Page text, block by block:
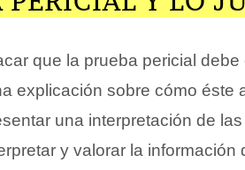
que la prueba pericial
explicación sobre cómo éste
una interpretación de
y valorar la